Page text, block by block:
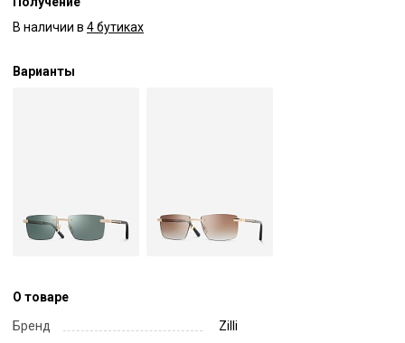
В наличии в 4 бутиках
Варианты
О товаре
Бренд
Zilli